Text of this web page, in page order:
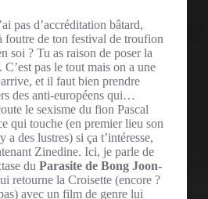
pas d’accréditation bâtard,
foutre de ton festival de troufion
soi ? Tu as raison de poser la
pas le tout mais on a une
et il faut bien prendre
des anti-européens qui…
le sexisme du fion Pascal
qui touche (en premier lieu son
des lustres) si ça t’intéresse,
Zinedine. Ici, je parle de
du Parasite de Bong Joon-
retourne la Croisette (encore ?
avec un film de genre lui